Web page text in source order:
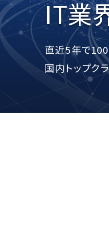
IT業
直近5年で
国内トップク